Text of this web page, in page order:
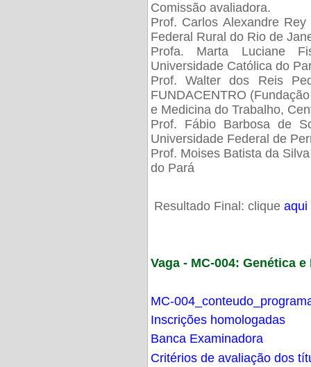
Comissão avaliadora.
Prof. Carlos Alexandre
Federal Rural do Rio de
Profa. Marta Luciane
Universidade Católica do
Prof. Walter dos Reis
FUNDACENTRO
e Medicina do Trabalho,
Prof. Fábio Barbosa de
Universidade Federal de
Prof. Moises Batista da
do Pará
Resultado Final: clique aqui
Vaga - MC-004: Genética
MC-
Inscrições homologadas
Banca Examinadora
Critérios de avaliação dos